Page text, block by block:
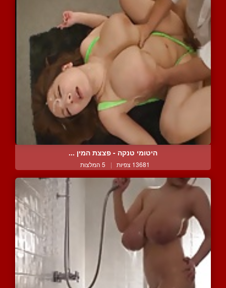
היטומי טנקה - פצצת המין ...
13681 צפיות | 5 המלצות